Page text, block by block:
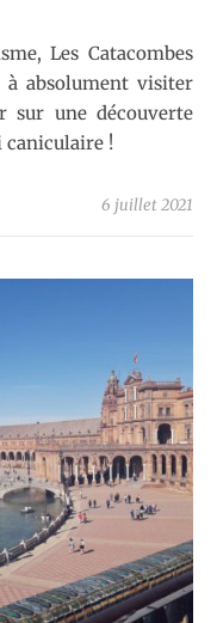
absolument visiter
sur une découverte
caniculaire !
6 juillet 2021